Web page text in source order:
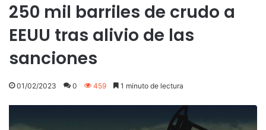
250 mil barriles de crudo a
EEUU tras alivio de las
sanciones
01/02/2023 0 459 1 minuto de lectura